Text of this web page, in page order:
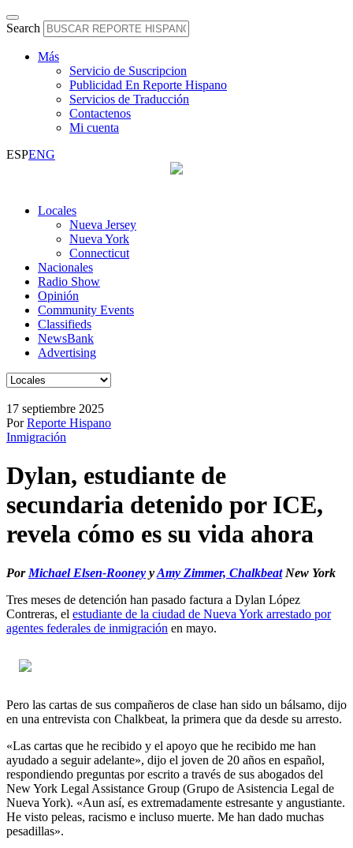
Search
Más
Servicio de Suscripcion
Publicidad En Reporte Hispano
Servicios de Traducción
Contactenos
Mi cuenta
ESPENG
Locales
Nueva Jersey
Nueva York
Connecticut
Nacionales
Radio Show
Opinión
Community Events
Classifieds
NewsBank
Advertising
17 septiembre 2025
PorReporte Hispano
Inmigración
Dylan, estudiante de
secundaria detenido por ICE,
revela cómo es su vida ahora
Por Michael Elsen-Rooney yAmy Zimmer, ChalkbeatNew York
Tres meses de detención han pasado factura a Dylan López
Contreras, el estudiante de la ciudad de Nueva York arrestado por
agentes federales de inmigración en mayo.
Pero las cartas de sus compañeros de clase han sido un bálsamo, dijo
en una entrevista con Chalkbeat, la primera que da desde su arresto.
«Las cartas que he recibido y el apoyo que he recibido me han
ayudado a seguir adelante», dijo el joven de 20 años en español,
respondiendo preguntas por escrito a través de sus abogados del
New York Legal Assistance Group (Grupo de Asistencia Legal de
Nueva York). «Aun así, es extremadamente estresante y angustiante.
He visto peleas, racismo e incluso muerte. Me han dado muchas
pesadillas».